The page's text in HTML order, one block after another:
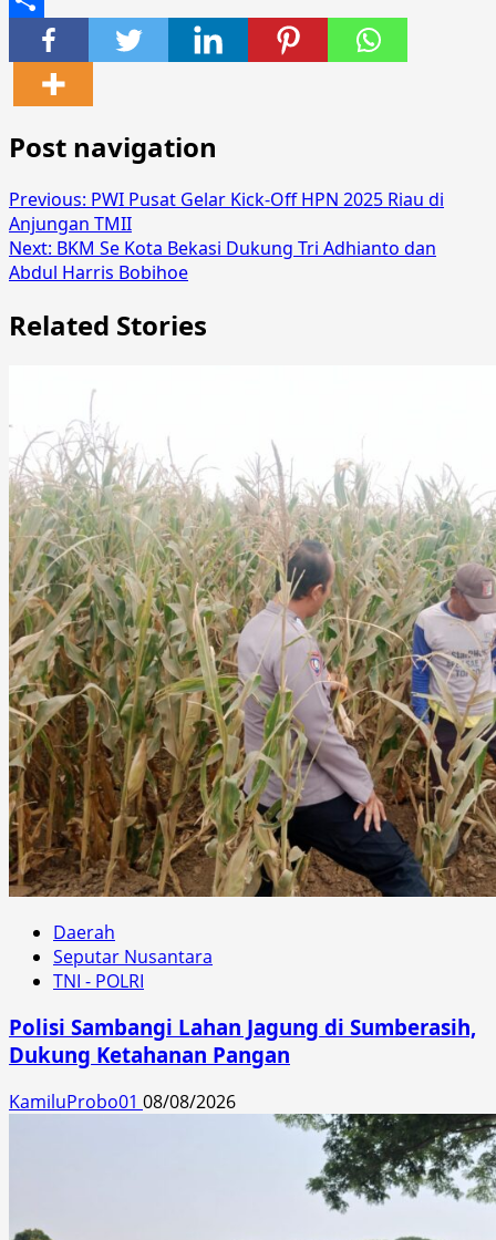
Share
Post navigation
Previous: PWI Pusat Gelar Kick-Off HPN 2025 Riau di
Anjungan TMII
Next: BKM Se Kota Bekasi Dukung Tri Adhianto dan
Abdul Harris Bobihoe
Related Stories
Daerah
Seputar Nusantara
TNI - POLRI
Polisi Sambangi Lahan Jagung di Sumberasih,
Dukung Ketahanan Pangan
KamiluProbo01 08/08/2026